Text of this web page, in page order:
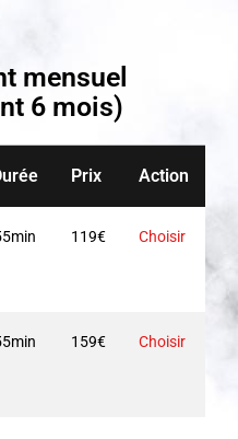
mensuel
6 mois)
Prix Action
119€ Choisir
159€ Choisir